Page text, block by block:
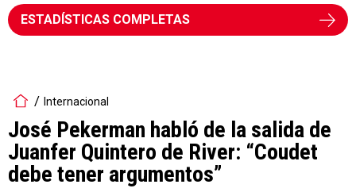
ESTADÍSTICAS COMPLETAS
Internacional
José Pekerman habló de la salida de
Juanfer Quintero de River: “Coudet
debe tener argumentos”